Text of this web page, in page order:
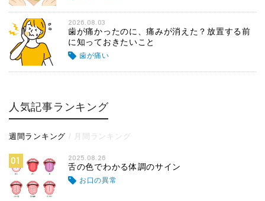
2026.08.03
歯が痛かったのに、痛みが消えた？放置する前
に知っておきたいこと
歯が痛い
人気記事ランキング
週間ランキング 月間ランキング
01 2025.08.26
舌の色でわかる体調のサイン
お口の異常